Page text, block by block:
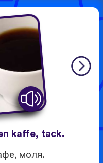
kaffe, tack.
моля.